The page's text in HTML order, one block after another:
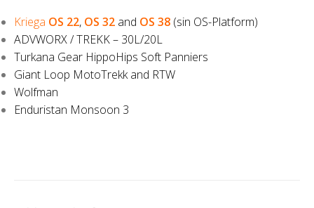
Kriega OS 22, OS 32 and OS 38 (sin OS-Platform)
ADVWORX / TREKK – 30L/20L
Turkana Gear HippoHips Soft Panniers
Giant Loop MotoTrekk and RTW
Wolfman
Enduristan Monsoon 3